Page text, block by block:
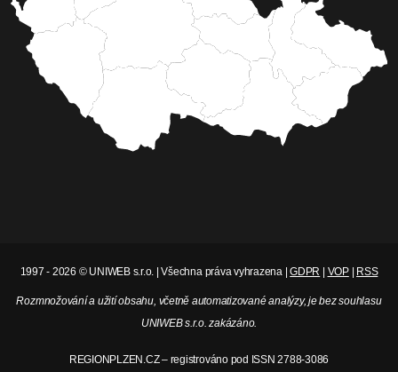
1997 - 2026 © UNIWEB s.r.o. | Všechna práva vyhrazena |GDPR VOP| RSS
Rozmnožování a užití obsahu, včetně automatizované analýzy, je bez souhlasu
UNIWEB s.r.o. zakázáno.
REGIONPLZEN.CZ – registrováno pod ISSN 2788-3086